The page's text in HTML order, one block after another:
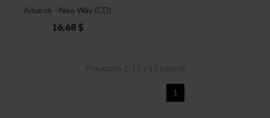
Amarok - Neo Way (CD)
16,68 $
Pokazano 1-13 z 13 pozycji
1